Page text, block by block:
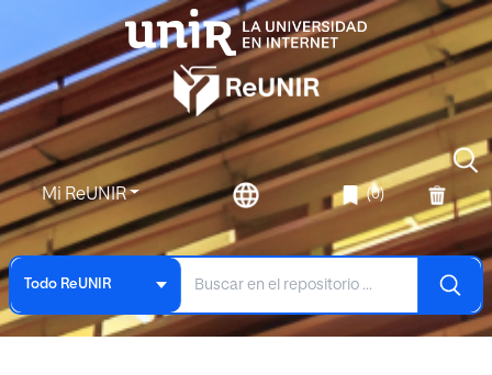
Mi ReUNIR (0)
Todo ReUNIR